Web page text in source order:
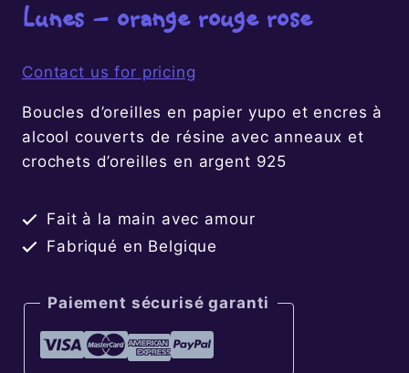
Lunes – orange rouge rose
Contact us for pricing
Boucles d’oreilles en papier yupo et encres à
alcool couverts de résine avec anneaux et
crochets d’oreilles en argent 925
Fait à la main avec amour
Fabriqué en Belgique
Paiement sécurisé garanti